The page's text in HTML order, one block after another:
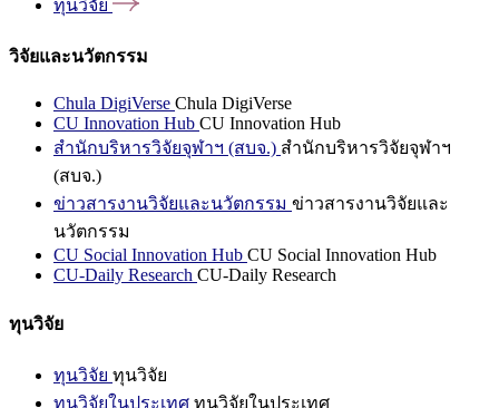
ทุนวิจัย
วิจัยและนวัตกรรม
Chula DigiVerse Chula DigiVerse
CU Innovation Hub CU Innovation Hub
สำนักบริหารวิจัยจุฬาฯ (สบจ.) สำนักบริหารวิจัยจุฬาฯ
(สบจ.)
ข่าวสารงานวิจัยและนวัตกรรม ข่าวสารงานวิจัยและ
นวัตกรรม
CU Social Innovation Hub CU Social Innovation Hub
CU-Daily Research CU-Daily Research
ทุนวิจัย
ทุนวิจัย ทุนวิจัย
ทุนวิจัยในประเทศ ทุนวิจัยในประเทศ